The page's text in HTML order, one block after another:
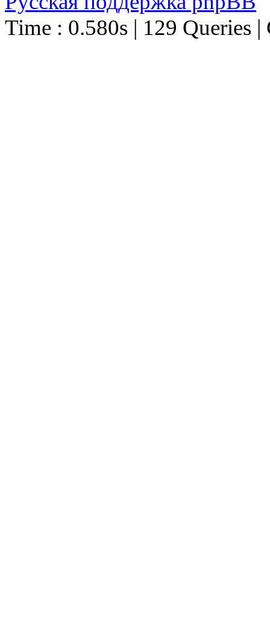
Time : 0.580s | 129 Queries